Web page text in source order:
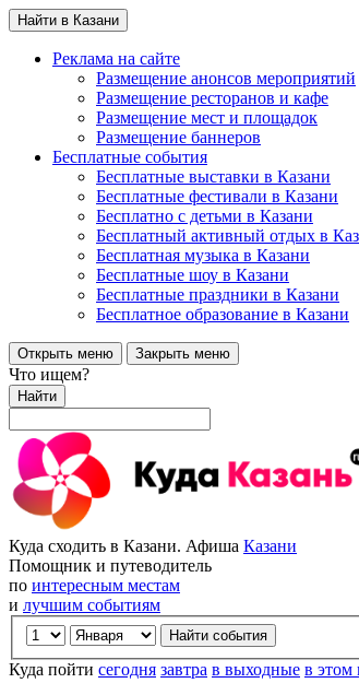
Найти в Казани
Реклама на сайте
Размещение анонсов мероприятий
Размещение ресторанов и кафе
Размещение мест и площадок
Размещение баннеров
Бесплатные события
Бесплатные выставки в Казани
Бесплатные фестивали в Казани
Бесплатно с детьми в Казани
Бесплатный активный отдых в
Бесплатная музыка в Казани
Бесплатные шоу в Казани
Бесплатные праздники в Казани
Бесплатное образование в Казани
Открыть меню Закрыть меню
Что ищем?
Найти
Куда сходить в Казани. Афиша Казани
Помощник и путеводитель
по интересным местам
и лучшим событиям
Куда пойти сегодня завтра в выходные в этом